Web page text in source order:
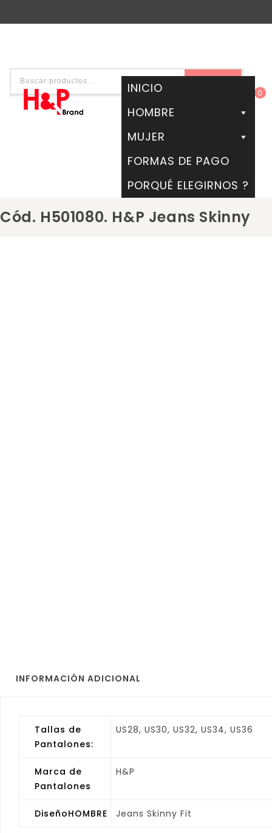
0
INICIO
HOMBRE
MUJER
FORMAS DE PAGO
PORQUÉ ELEGIRNOS ?
Cód. H501080. H&P Jeans Skinny
INFORMACIÓN ADICIONAL
Tallas de
Pantalones:
US28, US30, US32, US34, US36
Marca de
Pantalones
H&P
DiseñoHOMBRE Jeans Skinny Fit